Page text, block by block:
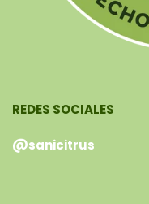
REDES SOCIALES
@sanicitrus